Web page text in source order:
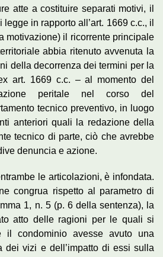
atte a costituire separati motivi, il
in rapporto all’art. 1669 c.c., il
motivazione) il ricorrente principale
abbia ritenuto avvenuta la
della decorrenza dei termini per la
art. 1669 c.c. – al momento del
peritale nel corso del
tecnico preventivo, in luogo
anteriori quali la redazione della
tecnico di parte, ciò che avrebbe
denuncia e azione.
le articolazioni, è infondata.
congrua rispetto al parametro di
1, n. 5 (p. 6 della sentenza), la
atto delle ragioni per le quali si
il condominio avesse avuto una
dei vizi e dell’impatto di essi sulla